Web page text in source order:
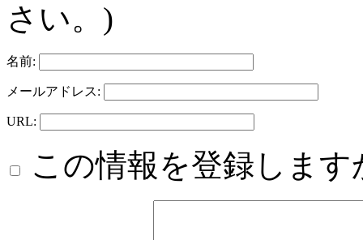
さい。)
名前:
メールアドレス:
URL:
この情報を登録します